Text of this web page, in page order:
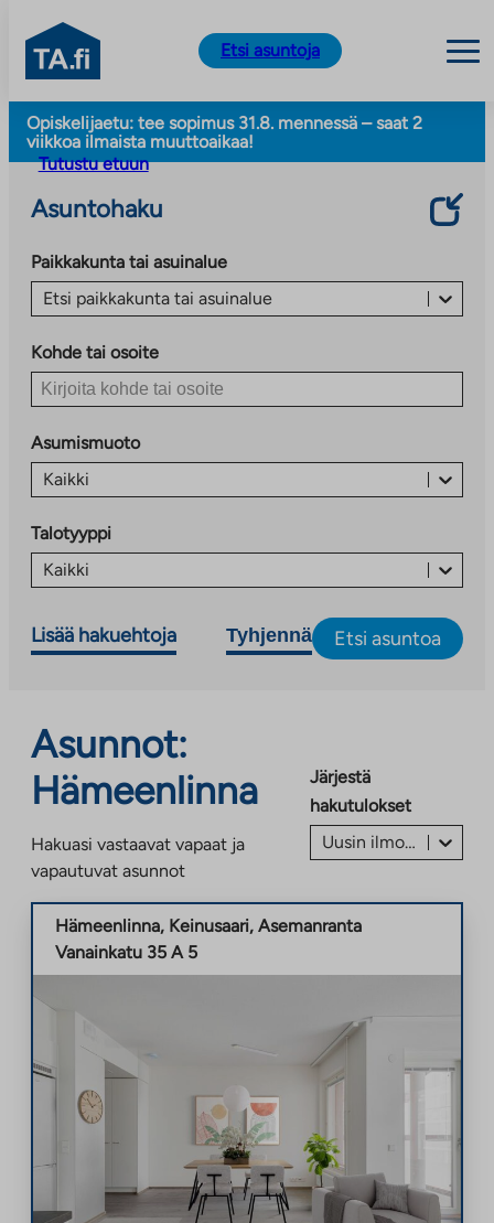
Siirry
sisältöön
TA.fi
Etsi asuntoja
Opiskelijaetu: tee sopimus 31.8. mennessä – saat 2
viikkoa ilmaista muuttoaikaa!
Tutustu etuun
Asuntohaku
Paikkakunta tai asuinalue
Etsi paikkakunta tai asuinalue
Kohde tai osoite
Asumismuoto
Kaikki
Talotyyppi
Kaikki
Lisää hakuehtoja Tyhjennä Etsi asuntoa
Asunnot:
Hämeenlinna
Hakuasi vastaavat vapaat ja
vapautuvat asunnot
Järjestä
hakutulokset
Uusin ilmoitus ensin
Hämeenlinna, Keinusaari, Asemanranta
Vanainkatu 35 A 5